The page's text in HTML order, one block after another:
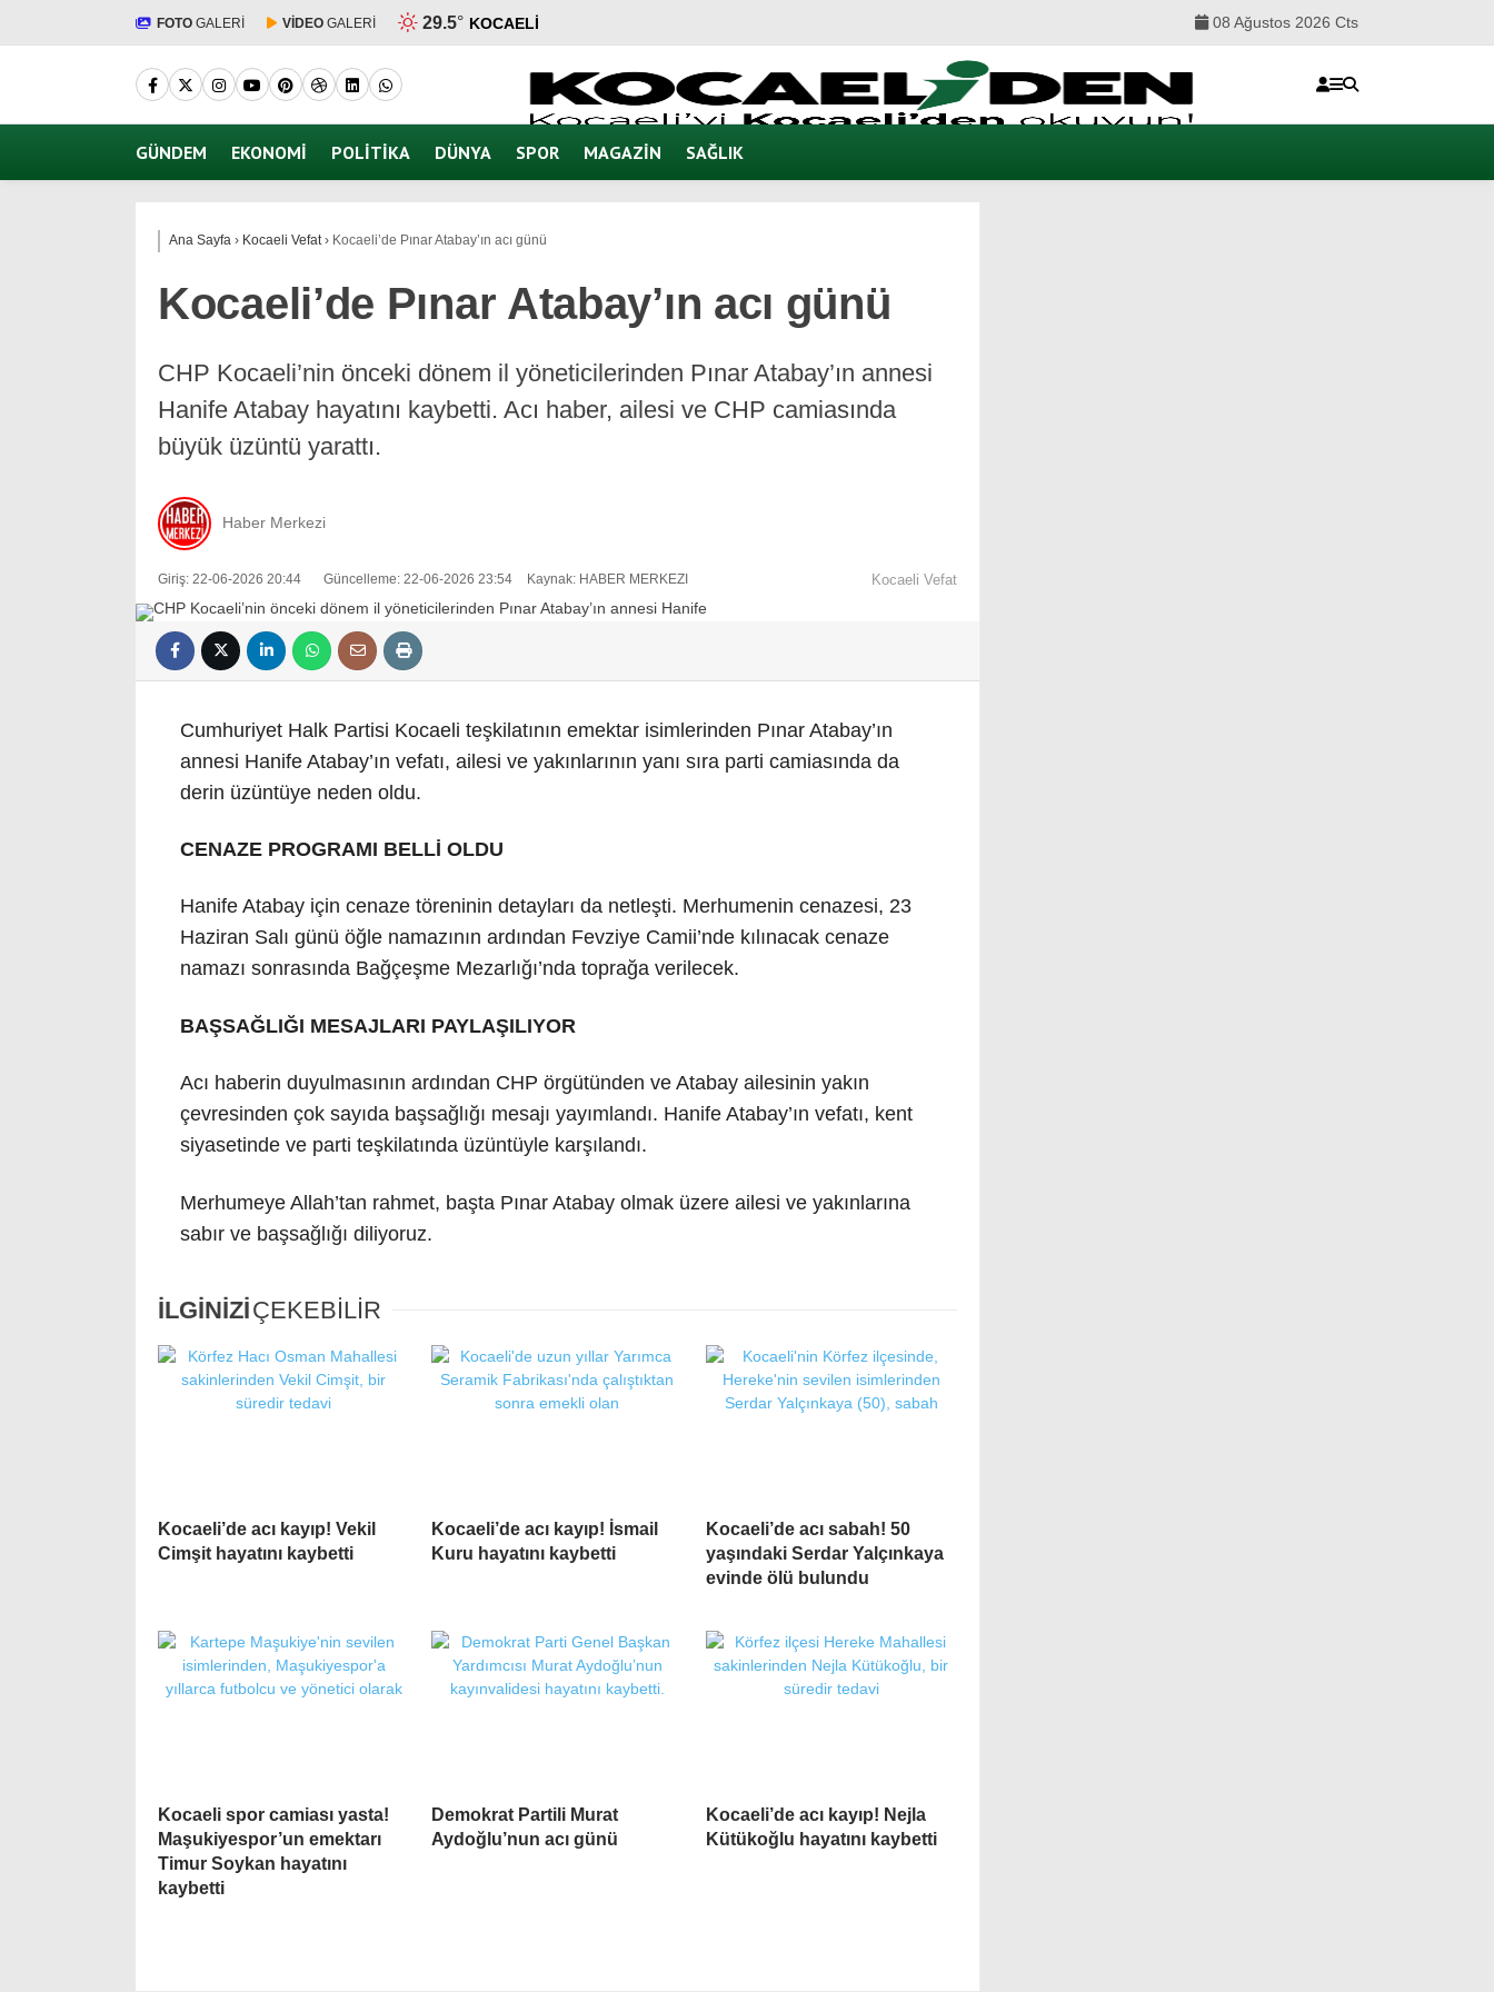
FOTO GALERİ VİDEO GALERİ 29.5° KOCAELI 08 Ağustos 2026 Cts
GÜNDEM EKONOMI POLITIKA DÜNYA SPOR MAGAZIN SAĞLIK
Ana Sayfa › Kocaeli Vefat› Kocaeli’de Pınar Atabay’ın acı günü
Kocaeli’de Pınar Atabay’ın acı günü
CHP Kocaeli’nin önceki dönem il yöneticilerinden Pınar Atabay’ın annesi
Hanife Atabay hayatını kaybetti. Acı haber, ailesi ve CHP camiasında
büyük üzüntü yarattı.
Haber Merkezi
Giriş: 22-06-2026 20:44 Güncelleme: 22-06-2026 23:54 Kaynak: HABER MERKEZI Kocaeli Vefat
Cumhuriyet Halk Partisi Kocaeli teşkilatının emektar isimlerinden Pınar Atabay’ın
annesi Hanife Atabay’ın vefatı, ailesi ve yakınlarının yanı sıra parti camiasında da
derin üzüntüye neden oldu.
CENAZE PROGRAMI BELLİ OLDU
Hanife Atabay için cenaze töreninin detayları da netleşti. Merhumenin cenazesi, 23
Haziran Salı günü öğle namazının ardından Fevziye Camii’nde kılınacak cenaze
namazı sonrasında Bağçeşme Mezarlığı’nda toprağa verilecek.
BAŞSAĞLIĞI MESAJLARI PAYLAŞILIYOR
Acı haberin duyulmasının ardından CHP örgütünden ve Atabay ailesinin yakın
çevresinden çok sayıda başsağlığı mesajı yayımlandı. Hanife Atabay’ın vefatı, kent
siyasetinde ve parti teşkilatında üzüntüyle karşılandı.
Merhumeye Allah’tan rahmet, başta Pınar Atabay olmak üzere ailesi ve yakınlarına
sabır ve başsağlığı diliyoruz.
İLGİNİZİÇEKEBİLİR
Kocaeli’de acı kayıp! Vekil
Cimşit hayatını kaybetti
Kocaeli’de acı kayıp! İsmail
Kuru hayatını kaybetti
Kocaeli’de acı sabah! 50
yaşındaki Serdar Yalçınkaya
evinde ölü bulundu
Kocaeli spor camiası yasta!
Maşukiyespor’un emektarı
Timur Soykan hayatını
kaybetti
Demokrat Partili Murat
Aydoğlu’nun acı günü
Kocaeli’de acı kayıp! Nejla
Kütükoğlu hayatını kaybetti